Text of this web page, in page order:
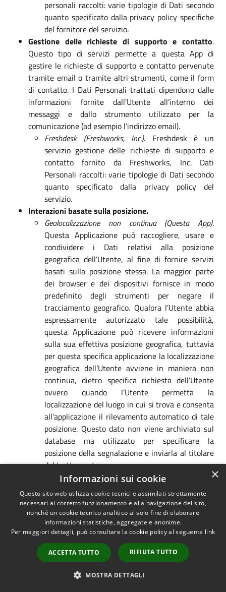
personali raccolti: varie tipologie di Dati secondo
quanto specificato dalla privacy policy specifiche
del fornitore del servizio.
Gestione delle richieste di supporto e contatto.
Questo tipo di servizi permette a questa App di
gestire le richieste di supporto e contatto pervenute
tramite email o tramite altri strumenti, come il form
di contatto. I Dati Personali trattati dipendono dalle
informazioni fornite dall’Utente all’interno dei
messaggi e dallo strumento utilizzato per la
comunicazione (ad esempio l’indirizzo email).
Freshdesk (Freshworks, Inc.). Freshdesk è un
servizio gestione delle richieste di supporto e
contatto fornito da Freshworks, Inc. Dati
Personali raccolti: varie tipologie di Dati secondo
quanto specificato dalla privacy policy del
servizio.
Interazioni basate sulla posizione.
Geolocalizzazione non continua (Questa App).
Questa Applicazione può raccogliere, usare e
condividere i Dati relativi alla posizione
geografica dell’Utente, al fine di fornire servizi
basati sulla posizione stessa. La maggior parte
dei browser e dei dispositivi fornisce in modo
predefinito degli strumenti per negare il
tracciamento geografico. Qualora l’Utente abbia
espressamente autorizzato tale possibilità,
questa Applicazione può ricevere informazioni
sulla sua effettiva posizione geografica, tuttavia
per questa specifica applicazione la localizzazione
geografica dell’Utente avviene in maniera non
continua, dietro specifica richiesta dell’Utente
ovvero quando l’Utente permetta la
localizzazione del luogo in cui si trova e consenta
all’applicazione il rilevamento automatico di tale
posizione. Questo dato non viene archiviato sul
database ma utilizzato per specificare la
posizione della segnalazione e inviarla al titolare
del trattamento.
Monitoraggio dell'infrastruttura. Questo tipo di
servizi permette a questa App monitorare l’utilizzo ed
il comportamento di componenti della stessa, per
consentirne il miglioramento delle prestazioni e delle
funzionalità, la manutenzione o la risoluzione di
problemi. I Dati Personali trattati dipendono dalle
caratteristiche e della modalità di implementazione di
questi servizi, che per loro natura filtrano l’attività di
×
Informazioni sui cookie
Questo sito web utilizza cookie tecnici e assimilati strettamente
necessari al corretto funzionamento e alla navigazione del sito,
nonché un cookie tecnico analitico al solo fine di elaborare
informazioni statistiche, aggregate e anonime.
Per maggiori dettagli, può consultare la cookie policy al seguente link
ACCETTA TUTTO RIFIUTA TUTTO
MOSTRA DETTAGLI